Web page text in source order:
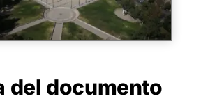
del documento